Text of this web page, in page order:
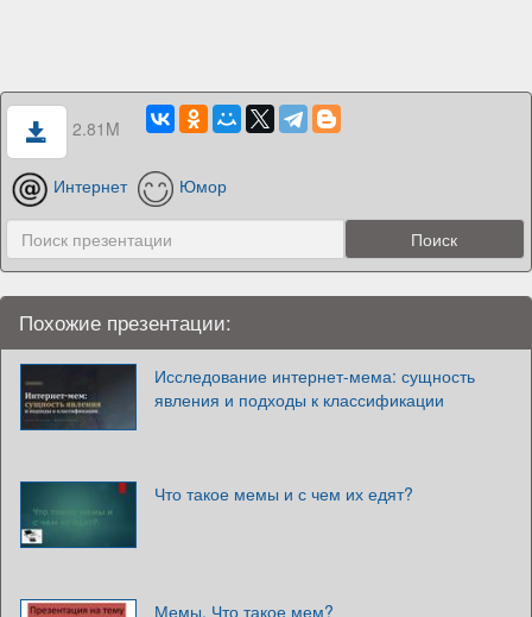
2.81M
Интернет Юмор
Похожие презентации:
Исследование интернет-мема: сущность
явления и подходы к классификации
Что такое мемы и с чем их едят?
Мемы. Что такое мем?